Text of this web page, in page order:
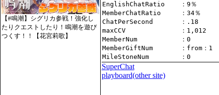
【#鳴潮】シグリカ参戦！強化し
たりクエストしたり！鳴潮を遊び
つくす！！【花宮莉歌】
EnglishChatRatio
MemberChatRatio
ChatPerSecond
maxCCV
：1,012
MemberNum
：0
MemberGiftNum
： from ：1
MileStoneNum
：0
SuperChat
playboard(other site)